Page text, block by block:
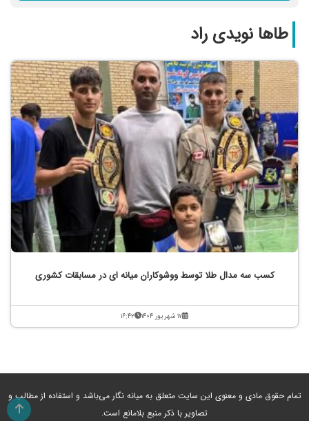
طاها نویدی راد
کسب سه مدال طلا توسط ووشوکاران میانه ای در مسابقات کشوری
۱۷ شهریور ۱۴۰۴ ۱۶:۴۲
تمام حقوق مادی و معنوی این سایت متعلق به میانه نگار می‌باشد و استفاده از مطالب و
تصاویر با ذکر منبع بلامانع است.